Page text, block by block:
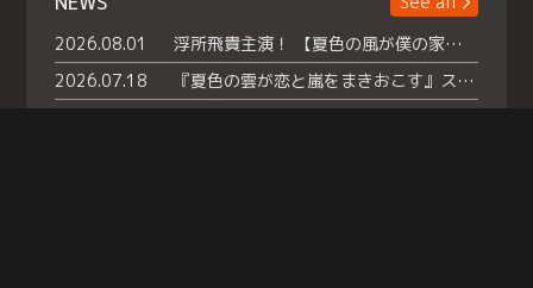
2026.08.01
浮所飛貴主演！ 【夏色の風が僕の家にやってきた】 本日よりテラサで独占配信スタート！
2026.07.18
『夏色の雲が恋と嵐をまきおこす』スペシャルメイキング 【Part1】2026年７月18日（土）23時30分～配信スタート！話題のシーンの裏側を大公開！豪華キャスト大集合！ 『武宮家 真夏の家族会議』開催！